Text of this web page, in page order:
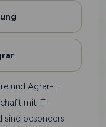
und Agrar-IT
mit IT-
sind besonders